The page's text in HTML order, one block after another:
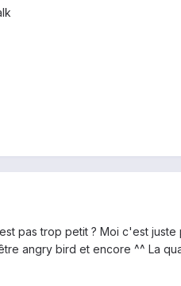
pas trop petit ? Moi c'est
angry bird et encore ^^ La